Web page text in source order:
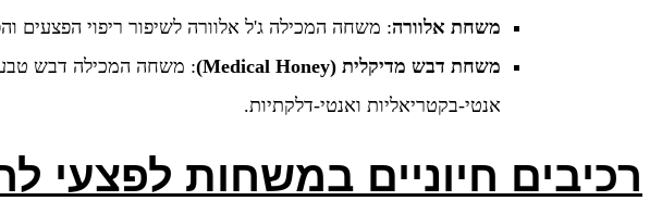
משחת אלוורה: משחה המכילה ג'ל אלוורה לשיפור ריפוי הפצעים
משחת דבש מדיקלית (Medical Honey)
: משחה המכילה דבש
אנטי-בקטריאליות ואנטי-דלקתיות.
רכיבים חיוניים במשחות לפצעי